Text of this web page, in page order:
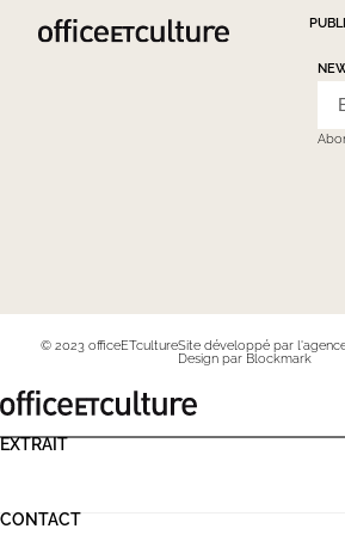
© 2023 officeETcultureSite développé par
Design par Blockmark
EXTRAIT
CONTACT